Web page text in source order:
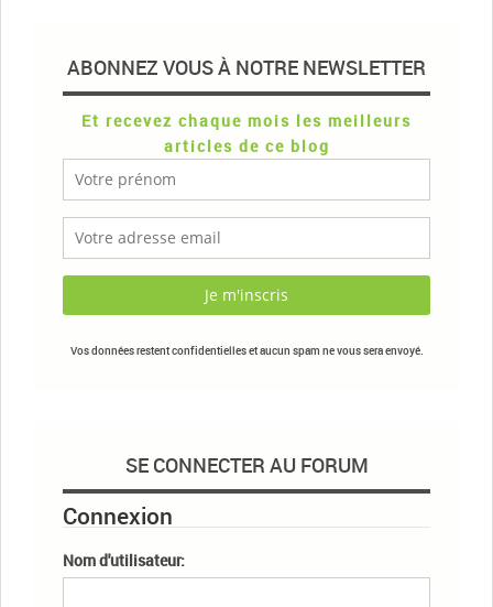
ABONNEZ VOUS À NOTRE NEWSLETTER
Et recevez chaque mois les meilleurs
articles de ce blog
Vos données restent confidentielles et aucun spam ne vous sera envoyé.
SE CONNECTER AU FORUM
Connexion
Nom d'utilisateur: